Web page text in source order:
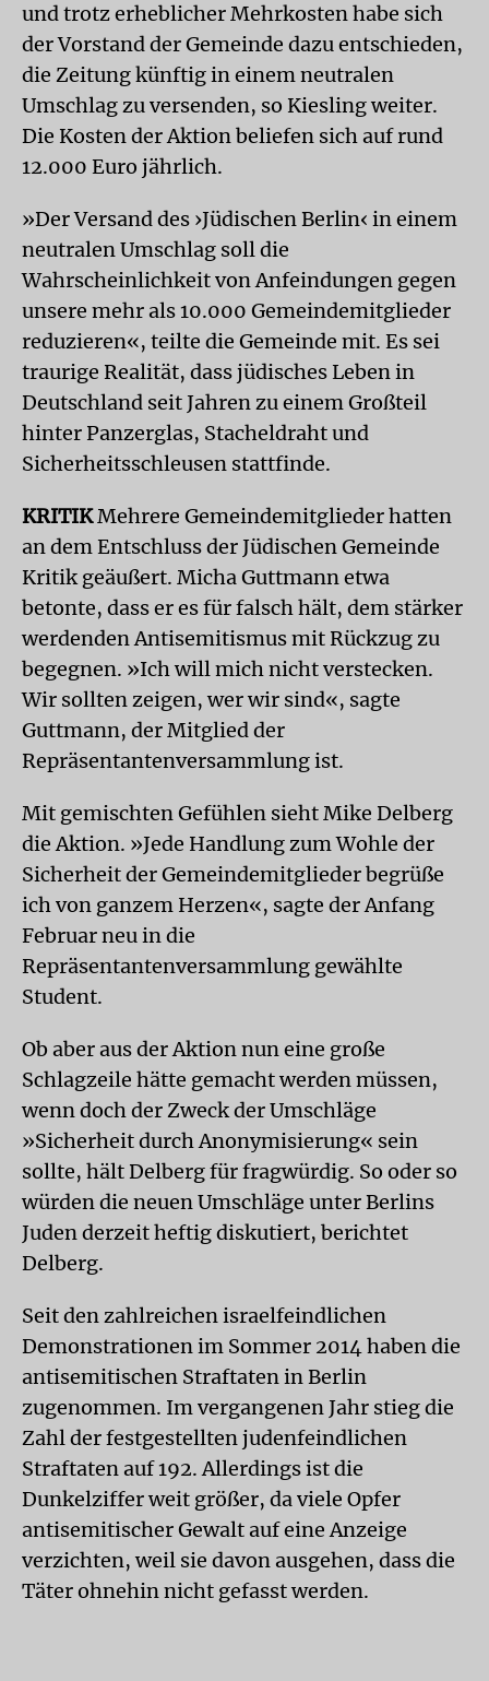
und trotz erheblicher Mehrkosten habe sich
der Vorstand der Gemeinde dazu entschieden,
die Zeitung künftig in einem neutralen
Umschlag zu versenden, so Kiesling weiter.
Die Kosten der Aktion beliefen sich auf rund
12.000 Euro jährlich.
»Der Versand des ›Jüdischen Berlin‹ in einem
neutralen Umschlag soll die
Wahrscheinlichkeit von Anfeindungen gegen
unsere mehr als 10.000 Gemeindemitglieder
reduzieren«, teilte die Gemeinde mit. Es sei
traurige Realität, dass jüdisches Leben in
Deutschland seit Jahren zu einem Großteil
hinter Panzerglas, Stacheldraht und
Sicherheitsschleusen stattfinde.
KRITIKMehrere Gemeindemitglieder hatten
an dem Entschluss der Jüdischen Gemeinde
Kritik geäußert. Micha Guttmann etwa
betonte, dass er es für falsch hält, dem stärker
werdenden Antisemitismus mit Rückzug zu
begegnen. »Ich will mich nicht verstecken.
Wir sollten zeigen, wer wir sind«, sagte
Guttmann, der Mitglied der
Repräsentantenversammlung ist.
Mit gemischten Gefühlen sieht Mike Delberg
die Aktion. »Jede Handlung zum Wohle der
Sicherheit der Gemeindemitglieder begrüße
ich von ganzem Herzen«, sagte der Anfang
Februar neu in die
Repräsentantenversammlung gewählte
Student.
Ob aber aus der Aktion nun eine große
Schlagzeile hätte gemacht werden müssen,
wenn doch der Zweck der Umschläge
»Sicherheit durch Anonymisierung« sein
sollte, hält Delberg für fragwürdig. So oder so
würden die neuen Umschläge unter Berlins
Juden derzeit heftig diskutiert, berichtet
Delberg.
Seit den zahlreichen israelfeindlichen
Demonstrationen im Sommer 2014 haben die
antisemitischen Straftaten in Berlin
zugenommen. Im vergangenen Jahr stieg die
Zahl der festgestellten judenfeindlichen
Straftaten auf 192. Allerdings ist die
Dunkelziffer weit größer, da viele Opfer
antisemitischer Gewalt auf eine Anzeige
verzichten, weil sie davon ausgehen, dass die
Täter ohnehin nicht gefasst werden.